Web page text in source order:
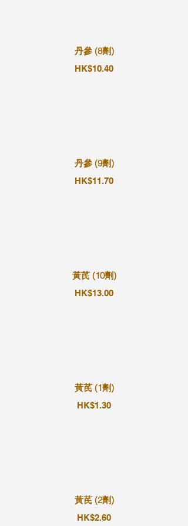
丹參 (8劑)
HK$10.40
丹參 (9劑)
HK$11.70
黃芪 (10劑)
HK$13.00
黃芪 (1劑)
HK$1.30
黃芪 (2劑)
HK$2.60